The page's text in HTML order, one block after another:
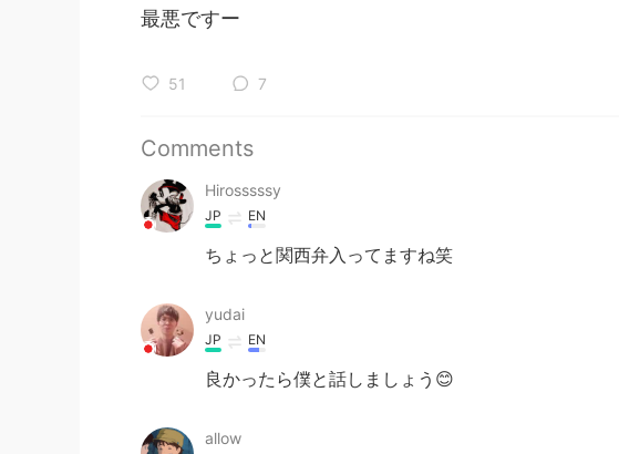
最悪ですー
51 7
Comments
Hirosssssy
JP EN
ちょっと関西弁入ってますね笑
yudai
JP EN
良かったら僕と話しましょう😊
allow